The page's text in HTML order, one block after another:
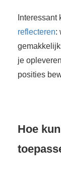
reflecteren:
je
posities
Hoe